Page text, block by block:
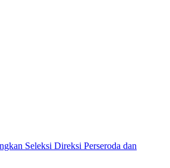
Seleksi Direksi Perseroda dan